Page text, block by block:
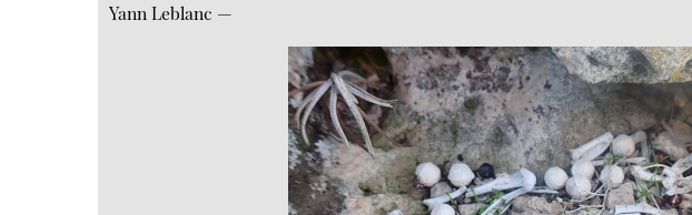
Yann Leblanc —